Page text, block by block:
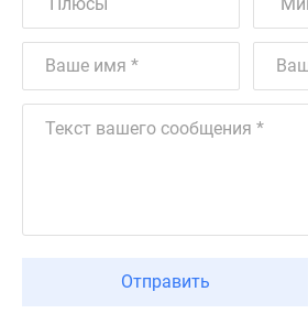
Отправить